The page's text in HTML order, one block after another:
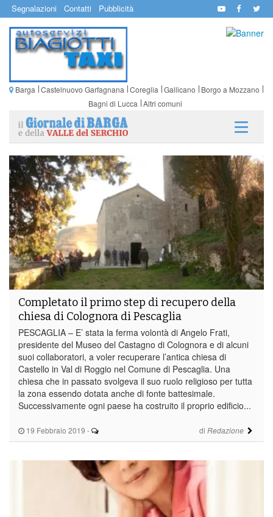
Segnalazioni Contatti Pubblicità
Barga Castelnuovo Garfagnana Coreglia Gallicano
Borgo a Mozzano
Bagni di Lucca Altri comuni
19 Febbraio 2019 - di Redazione
Completato il primo step di recupero della
chiesa di Colognora di Pescaglia
PESCAGLIA – E’ stata la ferma volontà di Angelo Frati,
presidente del Museo del Castagno di Colognora e di alcuni
suoi collaboratori, a voler recuperare l’antica chiesa di
Castello in Val di Roggio nel Comune di Pescaglia. Una
chiesa che in passato svolgeva il suo ruolo religioso per tutta
la zona essendo dotata anche di fonte battesimale.
Successivamente ogni paese ha costruito il proprio edificio...